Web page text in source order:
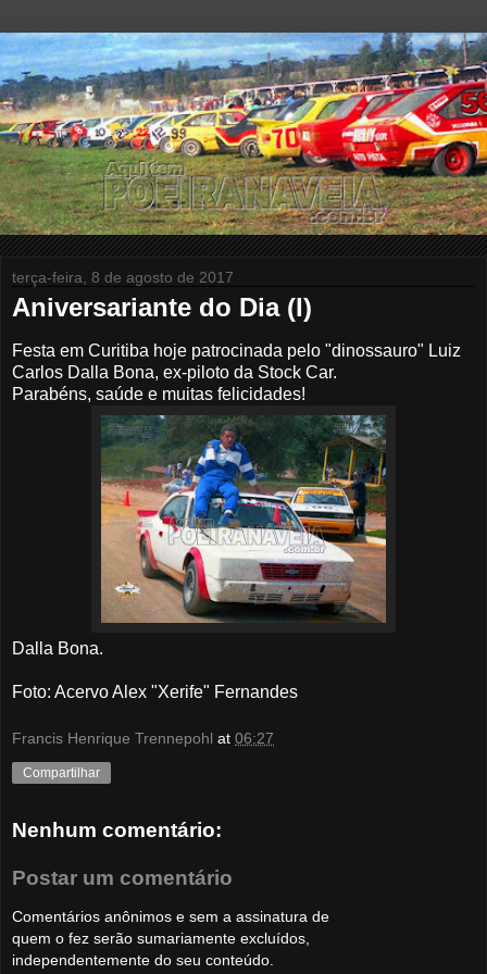
terça-feira, 8 de agosto de 2017
Aniversariante do Dia (I)
Festa em Curitiba hoje patrocinada pelo "dinossauro" Luiz
Carlos Dalla Bona, ex-piloto da Stock Car.
Parabéns, saúde e muitas felicidades!
Dalla Bona.
Foto: Acervo Alex "Xerife" Fernandes
Francis Henrique Trennepohl at 06:27
Compartilhar
Nenhum comentário:
Postar um comentário
Comentários anônimos e sem a assinatura de
quem o fez serão sumariamente excluídos,
independentemente do seu conteúdo.